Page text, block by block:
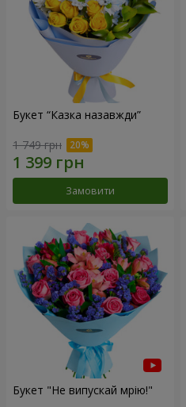
Букет “Казка назавжди”
1 749 грн
Замовити
Букет "Не випускай мрію!"